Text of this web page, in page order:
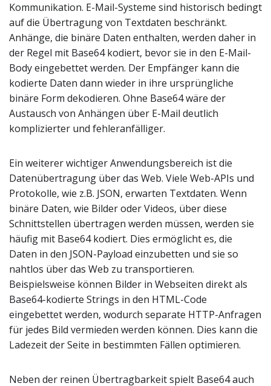
Kommunikation. E-Mail-Systeme sind historisch bedingt
auf die Übertragung von Textdaten beschränkt.
Anhänge, die binäre Daten enthalten, werden daher in
der Regel mit Base64 kodiert, bevor sie in den E-Mail-
Body eingebettet werden. Der Empfänger kann die
kodierte Daten dann wieder in ihre ursprüngliche
binäre Form dekodieren. Ohne Base64 wäre der
Austausch von Anhängen über E-Mail deutlich
komplizierter und fehleranfälliger.
Ein weiterer wichtiger Anwendungsbereich ist die
Datenübertragung über das Web. Viele Web-APIs und
Protokolle, wie z.B. JSON, erwarten Textdaten. Wenn
binäre Daten, wie Bilder oder Videos, über diese
Schnittstellen übertragen werden müssen, werden sie
häufig mit Base64 kodiert. Dies ermöglicht es, die
Daten in den JSON-Payload einzubetten und sie so
nahtlos über das Web zu transportieren.
Beispielsweise können Bilder in Webseiten direkt als
Base64-kodierte Strings in den HTML-Code
eingebettet werden, wodurch separate HTTP-Anfragen
für jedes Bild vermieden werden können. Dies kann die
Ladezeit der Seite in bestimmten Fällen optimieren.
Neben der reinen Übertragbarkeit spielt Base64 auch